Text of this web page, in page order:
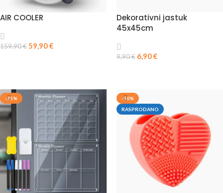
AIR COOLER
159,90€59,90€
Dekorativni jastuk
45x45cm
9,90€ 6,90€
-25%
-50%
RASPRODANO